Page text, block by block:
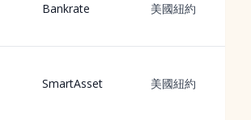
Bankrate 美國紐約
SmartAsset 美國紐約